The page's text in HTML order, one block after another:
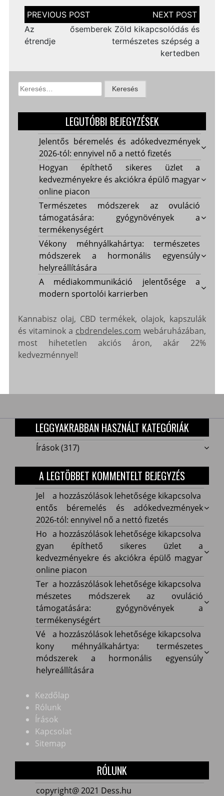
Bejegyzés
navigáció
Az ősemberek
étrendje
Zöld kikapcsolódás és
természetes szépség a
kertedben
Keresés:
LEGUTÓBBI BEJEGYZÉSEK
Jelentős béremelés és adókedvezmények
2026-tól: ennyivel nő a nettó fizetés
Hogyan építhető sikeres üzlet a
kedvezményekre és akciókra épülő magyar
online piacon
Természetes módszerek az ovuláció
támogatására: gyógynövények a
termékenységért
Vékony méhnyálkahártya: természetes
módszerek a hormonális egyensúly
helyreállítására
A médiakommunikáció jelentősége a
modern sportolói karrierben
Kannabisz olaj, CBD termékek, olajok, kapszulák
és vitaminok a cbdrendeles.com webáruházában,
most hihetetlen akciós áron, akár 22%
kedvezménnyel!
LEGGYAKRABBAN HASZNÁLT KATEGÓRIÁK
Írások(317)
A LEGTÖBBET KOMMENTELT BEJEGYZÉS
Jelentős
béremelés
és
adókedvezmények
2026-
tól:
ennyivel
nő
nettó
fizetés
bejegyzéshez
a hozzászólások lehetősége kikapcsolva
Jel
entős béremelés és adókedvezmények
2026-tól: ennyivel nő a nettó fizetés
Hogyan
építhető
sikeres
üzlet
a
kedvezményekre
és
akciókra
épülő
online
piacon
a hozzászólások lehetősége kikapcsolva
Ho
gyan építhető sikeres üzlet a
kedvezményekre és akciókra épülő magyar
online piacon
Természetes
módszerek
az
ovuláció
támogatására:
gyógynövények
a
termékenységért
a hozzászólások lehetősége kikapcsolva
Ter
mészetes módszerek az ovuláció
támogatására: gyógynövények a
termékenységért
Vékony
méhnyálkahártya:
természetes
módszerek
hormonális
egyensúly
helyreállítására
bejegyzéshez
a hozzászólások lehetősége kikapcsolva
Vé
kony méhnyálkahártya: természetes
módszerek a hormonális egyensúly
helyreállítására
Kezdőlap
Rólunk
Írások
Kapcsolat
Sitemap
RÓLUNK
copyright@ 2021 Dess.hu